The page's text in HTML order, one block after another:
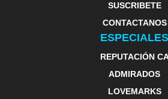
SUSCRIBETE
CONTACTANOS
ESPECIALES
REPUTACIÓN
ADMIRADOS
LOVEMARKS